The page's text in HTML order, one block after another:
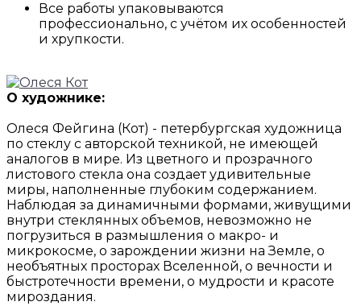
Все работы упаковываются
профессионально, с учётом их особенностей
и хрупкости.
О художнике:
Олеся Фейгина (Кот) - петербургская художница
по стеклу с авторской техникой, не имеющей
аналогов в мире. Из цветного и прозрачного
листового стекла она создает удивительные
миры, наполненные глубоким содержанием.
Наблюдая за динамичными формами, живущими
внутри стеклянных объемов, невозможно не
погрузиться в размышления о макро- и
микрокосме, о зарождении жизни на Земле, о
необъятных просторах Вселенной, о вечности и
быстротечности времени, о мудрости и красоте
мироздания.